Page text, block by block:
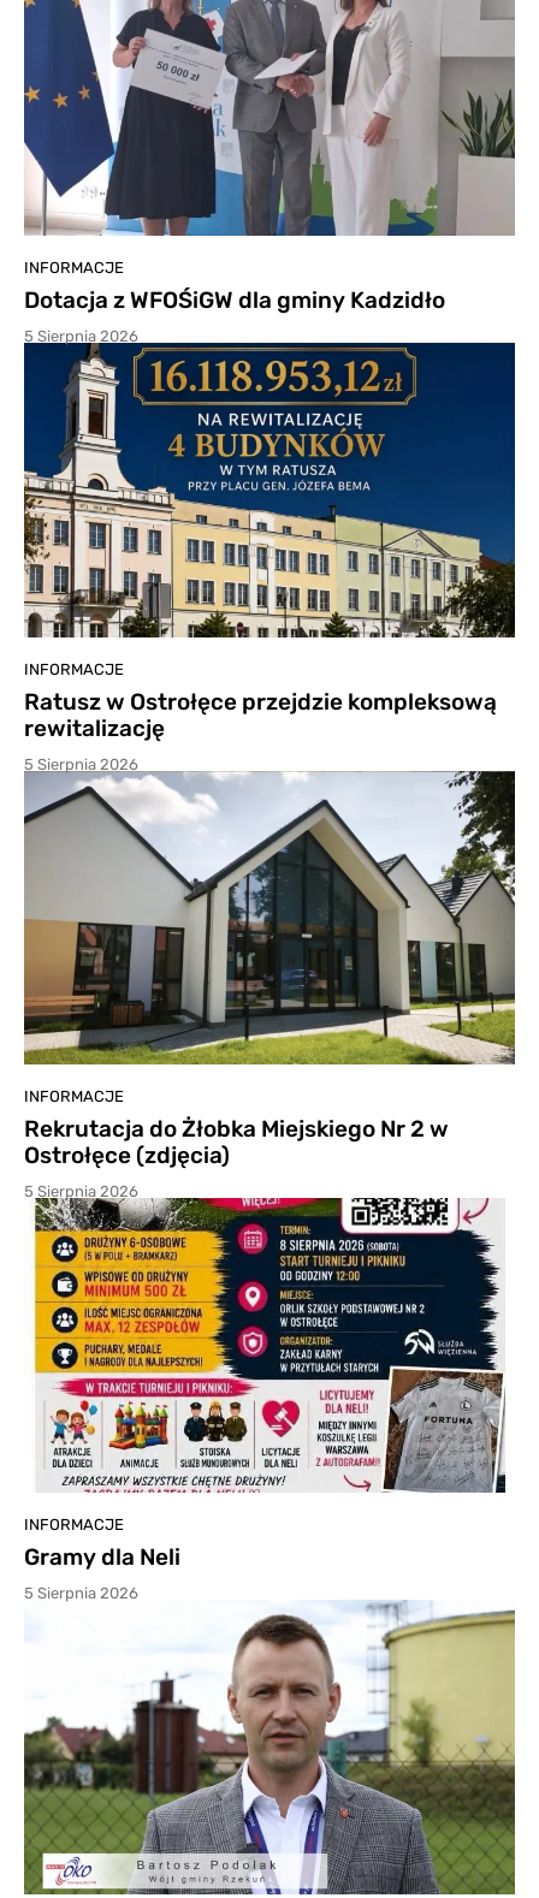
INFORMACJE
Dotacja z WFOŚiGW dla gminy Kadzidło
5 Sierpnia 2026
INFORMACJE
Ratusz w Ostrołęce przejdzie kompleksową
rewitalizację
5 Sierpnia 2026
INFORMACJE
Rekrutacja do Żłobka Miejskiego Nr 2 w
Ostrołęce (zdjęcia)
5 Sierpnia 2026
INFORMACJE
Gramy dla Neli
5 Sierpnia 2026